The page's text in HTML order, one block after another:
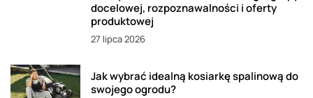
docelowej, rozpoznawalności i oferty
produktowej
27 lipca 2026
Jak wybrać idealną kosiarkę spalinową do
swojego ogrodu?